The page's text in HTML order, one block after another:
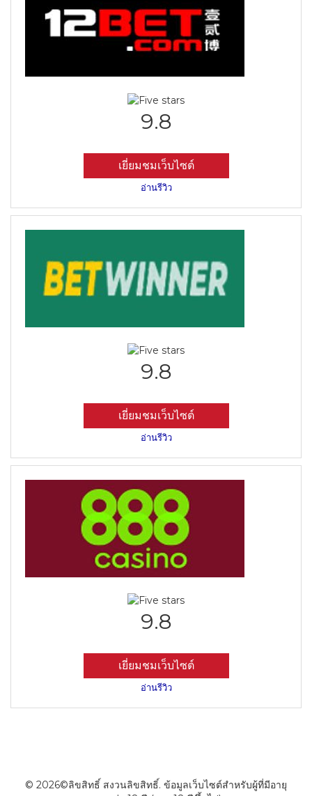
9.8
เยี่ยมชมเว็บไซต์
อ่านรีวิว
9.8
เยี่ยมชมเว็บไซต์
อ่านรีวิว
9.8
เยี่ยมชมเว็บไซต์
อ่านรีวิว
© 2026©ลิขสิทธิ์ สงวนลิขสิทธิ์. ข้อมูลเว็บไซต์สำหรับผู้ที่มีอายุ